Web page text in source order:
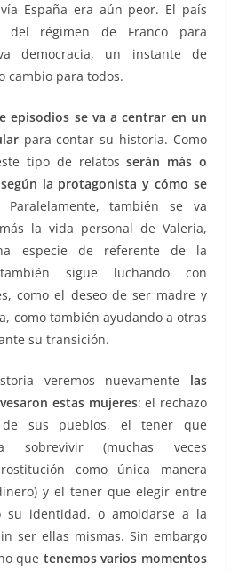
España era aún peor. El país
del régimen de Franco para
democracia, un instante de
cambio para todos.
episodios se va a centrar en un
para contar su historia. Como
tipo de relatos serán más o
la protagonista y cómo se
Paralelamente, también se va
la vida personal de Valeria,
especie de referente de la
sigue luchando con
como el deseo de ser madre y
como también ayudando a otras
su transición.
veremos nuevamente las
estas mujeres: el rechazo
sus pueblos, el tener que
sobrevivir (muchas veces
como única manera
y el tener que elegir entre
su identidad, o amoldarse a la
ser ellas mismas. Sin embargo
que tenemos varios momentos